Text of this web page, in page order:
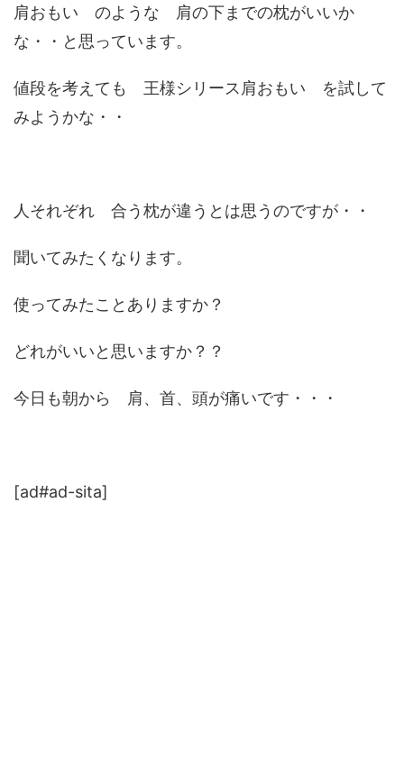
肩おもい のような 肩の下までの枕がいいか
な・・と思っています。
値段を考えても 王様シリース肩おもい を試して
みようかな・・
人それぞれ 合う枕が違うとは思うのですが・・
聞いてみたくなります。
使ってみたことありますか？
どれがいいと思いますか？？
今日も朝から 肩、首、頭が痛いです・・・
[ad#ad-sita]